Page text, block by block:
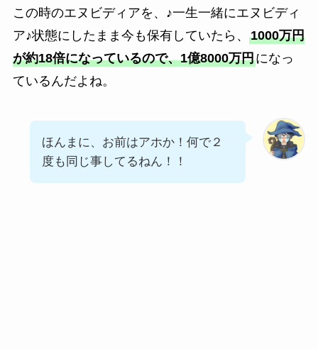
この時のエヌビディアを、♪一生一緒にエヌビディ
ア♪状態にしたまま今も保有していたら、 1000万円
が約18倍になっているので、1億8000万円になっ
ているんだよね。
ほんまに、お前はアホか！何で２
度も同じ事してるねん！！